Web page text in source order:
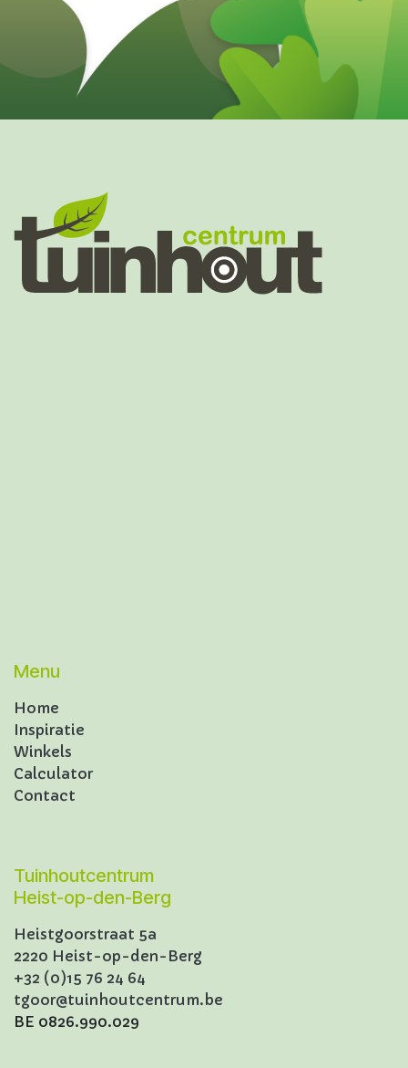
Menu
Home
Inspiratie
Winkels
Calculator
Contact
Tuinhoutcentrum
Heist-op-den-Berg
Heistgoorstraat 5a
2220 Heist-op-den-Berg
+32 (0)15 76 24 64
tgoor@tuinhoutcentrum.be
BE 0826.990.029